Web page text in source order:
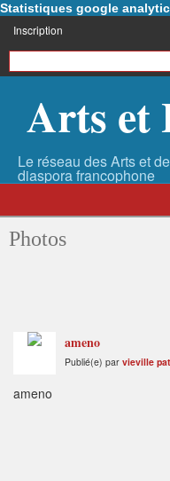
Statistiques google
Inscription
Arts et
Photos
ameno
Publié(e) par vieville
ameno